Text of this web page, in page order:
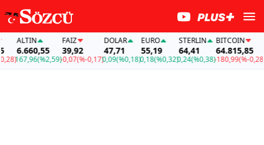
ALTIN
6.660,55
167,96(%2,59)
FAİZ
39,92
-0,07(%-0,17)
DOLAR
47,71
0,09(%0,18)
EURO
55,19
0,18(%0,32)
STERLIN
64,41
0,24(%0,38)
BITCOIN
64.815,85
-180,99(%-0,28)